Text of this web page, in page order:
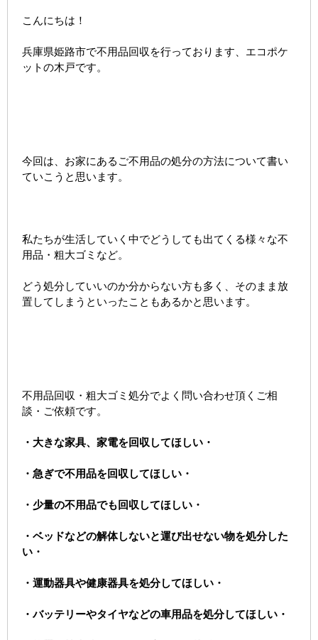
こんにちは！
兵庫県姫路市で不用品回収を行っております、エコポケ
ットの木戸です。
今回は、お家にあるご不用品の処分の方法について書い
ていこうと思います。
私たちが生活していく中でどうしても出てくる様々な不
用品・粗大ゴミなど。
どう処分していいのか分からない方も多く、そのまま放
置してしまうといったこともあるかと思います。
不用品回収・粗大ゴミ処分でよく問い合わせ頂くご相
談・ご依頼です。
・大きな家具、家電を回収してほしい・
・急ぎで不用品を回収してほしい・
・少量の不用品でも回収してほしい・
・ベッドなどの解体しないと運び出せない物を処分した
い・
・運動器具や健康器具を処分してほしい・
・バッテリーやタイヤなどの車用品を処分してほしい・